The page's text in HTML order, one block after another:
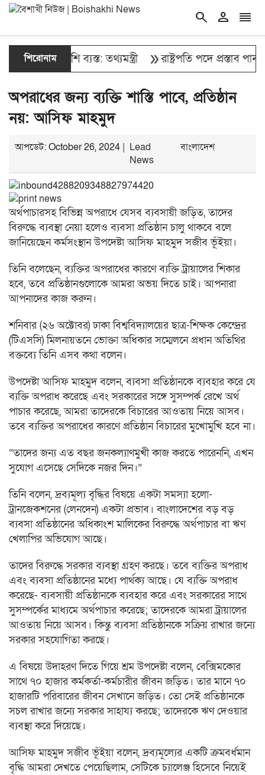
search person reorder
শিরোনাম
দল বেশি ব্যস্ত: তথ্যমন্ত্রী double_arrow রাষ্ট্রপতি পদে প্রস্তাব পাননি
অপরাধের জন্য ব্যক্তি শাস্তি পাবে, প্রতিষ্ঠান
নয়: আসিফ মাহমুদ
আপডেট: October 26, 2024 | Lead
News
বাংলাদেশ
অর্থপাচারসহ বিভিন্ন অপরাধে যেসব ব্যবসায়ী জড়িত, তাদের
বিরুদ্ধে ব্যবস্থা নেয়া হলেও ব্যবসা প্রতিষ্ঠান চালু থাকবে বলে
জানিয়েছেন কর্মসংস্থান উপদেষ্টা আসিফ মাহমুদ সজীব ভূঁইয়া।
তিনি বলেছেন, ব্যক্তির অপরাধের কারণে ব্যক্তি ট্রায়ালের শিকার
হবে, তবে প্রতিষ্ঠানগুলোকে আমরা অভয় দিতে চাই। আপনারা
আপনাদের কাজ করুন।
শনিবার (২৬ অক্টোবর) ঢাকা বিশ্ববিদ্যালয়ের ছাত্র-শিক্ষক কেন্দ্রের
(টিএসসি) মিলনায়তনে ভোক্তা অধিকার সম্মেলনে প্রধান অতিথির
বক্তব্যে তিনি এসব কথা বলেন।
উপদেষ্টা আসিফ মাহমুদ বলেন, ব্যবসা প্রতিষ্ঠানকে ব্যবহার করে যে
ব্যক্তি অপরাধ করেছে এবং সরকারের সঙ্গে সুসম্পর্ক রেখে অর্থ
পাচার করেছে, আমরা তাদেরকে বিচারের আওতায় নিয়ে আসব।
তবে ব্যক্তির অপরাধের কারণে প্রতিষ্ঠান বিচারের মুখোমুখি হবে না।
“তাদের জন্য এত বছর জনকল্যাণমুখী কাজ করতে পারেননি, এখন
সুযোগ এসেছে সেদিকে নজর দিন।”
তিনি বলেন, দ্রব্যমূল্য বৃদ্ধির বিষয়ে একটা সমস্যা হলো-
ট্রানজেকশনের (লেনদেন) একটা প্রভাব। বাংলাদেশের বড় বড়
ব্যবসা প্রতিষ্ঠানের অধিকাংশ মালিকের বিরুদ্ধে অর্থপাচার বা ঋণ
খেলাপির অভিযোগ আছে।
তাদের বিরুদ্ধে সরকার ব্যবস্থা গ্রহণ করছে। তবে ব্যক্তির অপরাধ
এবং ব্যবসা প্রতিষ্ঠানের মধ্যে পার্থক্য আছে। যে ব্যক্তি অপরাধ
করেছে- ব্যবসায়ী প্রতিষ্ঠানকে ব্যবহার করে এবং সরকারের সাথে
সুসম্পর্কের মাধ্যমে অর্থপাচার করেছে; তাদেরকে আমরা ট্রায়ালের
আওতায় নিয়ে আসব। কিন্তু ব্যবসা প্রতিষ্ঠানকে সক্রিয় রাখার জন্যে
সরকার সহযোগিতা করছে।
এ বিষয়ে উদাহরণ দিতে গিয়ে শ্রম উপদেষ্টা বলেন, বেক্সিমকোর
সাথে ৭০ হাজার কর্মকর্তা-কর্মচারীর জীবন জড়িত। তার মানে ৭০
হাজারটি পরিবারের জীবন সেখানে জড়িত। তো সেই প্রতিষ্ঠানকে
সচল রাখার জন্যে সরকার সাহায্য করছে; তাদেরকে ঋণ দেওয়ার
ব্যবস্থা করে দিয়েছে।
আসিফ মাহমুদ সজীব ভূঁইয়া বলেন, দ্রব্যমূল্যের একটি ক্রমবর্ধমান
বৃদ্ধি আমরা দেখতে পেয়েছিলাম, সেটিকে চ্যালেঞ্জ হিসেবে নিয়েই